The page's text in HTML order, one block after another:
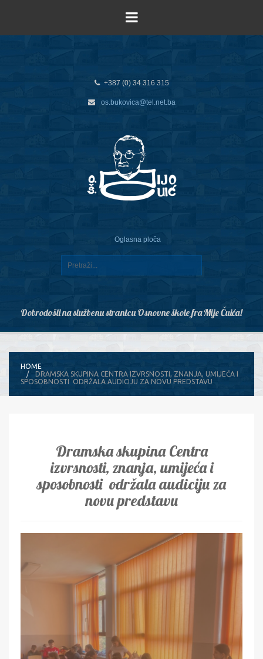
+387 (0) 34 316 315
os.bukovica@tel.net.ba
Oglasna ploča
Dobrodošli na službenu stranicu Osnovne škole fra Mije Čuića!
HOME
DRAMSKA SKUPINA CENTRA IZVRSNOSTI, ZNANJA, UMIJEĆA I
SPOSOBNOSTI ODRŽALA AUDICIJU ZA NOVU PREDSTAVU
Dramska skupina Centra
izvrsnosti, znanja, umijeća i
sposobnosti održala audiciju za
novu predstavu